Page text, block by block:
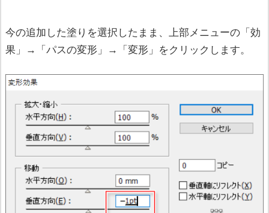
今の追加した塗りを選択したまま、上部メニューの「効
果」→「パスの変形」→「変形」をクリックします。